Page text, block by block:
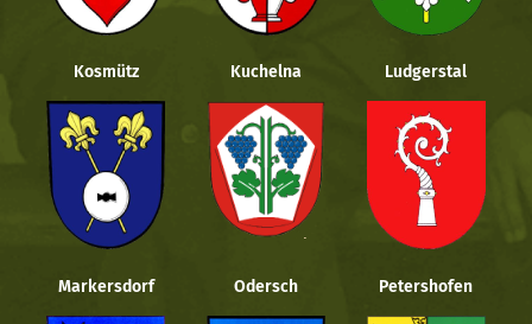
Kosmütz Kuchelna Ludgerstal
Markersdorf Odersch Petershofen